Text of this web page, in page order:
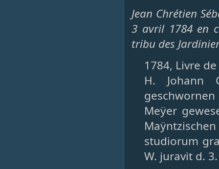
Jean Chrétien
3 avril 1784 en
tribu des
1784, Livre
H. Johann
Meÿer
studiorum
W. juravit d.